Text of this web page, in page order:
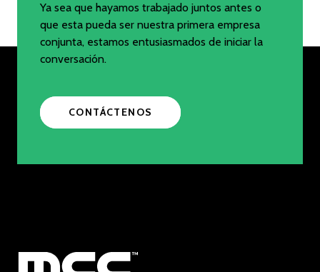
Ya sea que hayamos trabajado juntos antes o
que esta pueda ser nuestra primera empresa
conjunta, estamos entusiasmados de iniciar la
conversación.
CONTÁCTENOS